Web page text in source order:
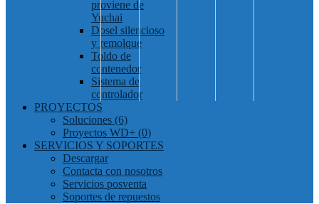
proviene de
Yuchai
Dosel silencioso
y remolque
Toldo de
contenedor
Sistema de
controlador
PROYECTOS
Soluciones (6)
Proyectos WD+ (0)
SERVICIOS Y SOPORTES
Descargar
Contacta con nosotros
Servicios posventa
Soportes de repuestos